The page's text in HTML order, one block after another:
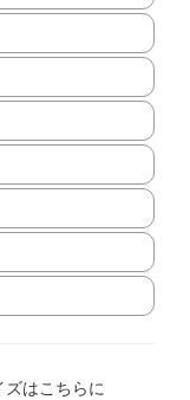
はこちらに